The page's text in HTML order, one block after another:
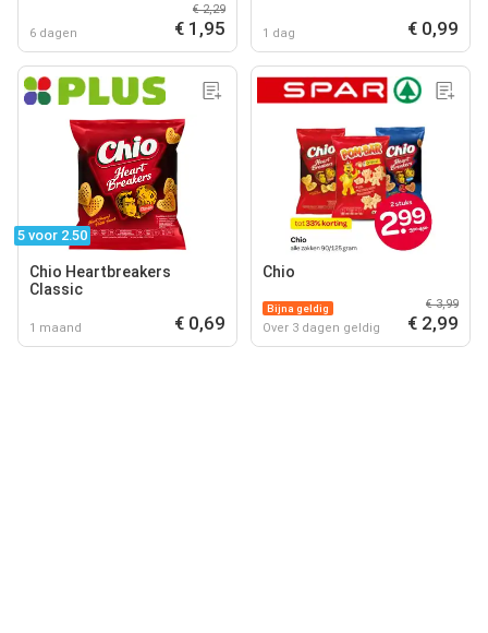
6 dagen
€ 2,29
€ 1,95 1 dag € 0,99
5 voor 2.50
Chio Heartbreakers
Classic
1 maand € 0,69
Chio
Bijna geldig
Over 3 dagen geldig
€ 3,99
€ 2,99